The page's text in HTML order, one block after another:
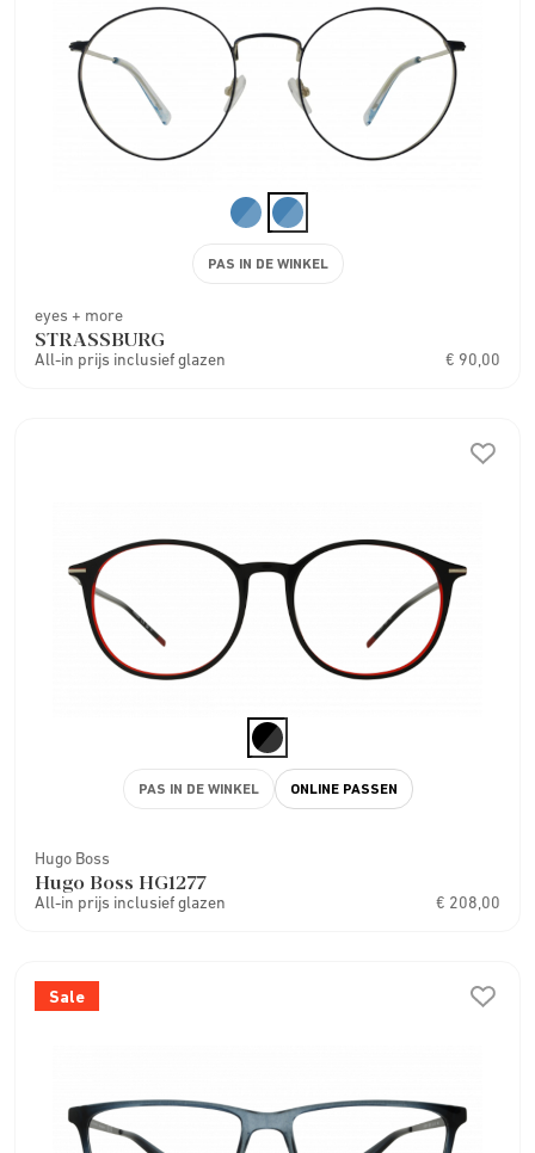
eyes + more
STRASSBURG
All-in prijs inclusief glazen € 90,00
PAS IN DE WINKEL
Hugo Boss
Hugo Boss HG1277
All-in prijs inclusief glazen € 208,00
PAS IN DE WINKEL ONLINE PASSEN
Sale